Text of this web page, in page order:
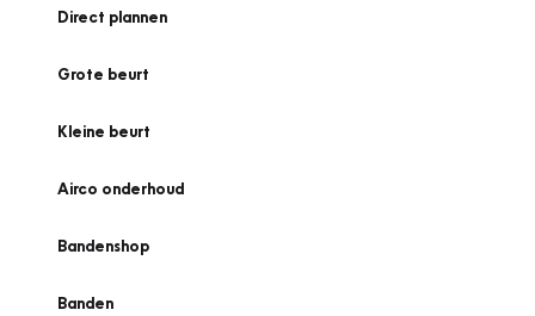
Direct plannen
Grote beurt
Kleine beurt
Airco onderhoud
Bandenshop
Banden